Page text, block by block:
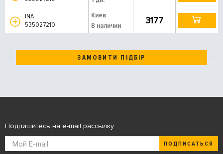
INA
535027210
Киев
В наличии
3177
ЗАМОВИТИ ПІДБІР
Подпишитесь на e-mail рассылку
ПОДПИСАТЬСЯ